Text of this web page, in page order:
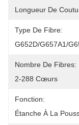
Longueur De
Type De Fibre:
G652D/G657A1/
Nombre De Fibres:
2-288 Cœurs
Fonction:
Étanche À La